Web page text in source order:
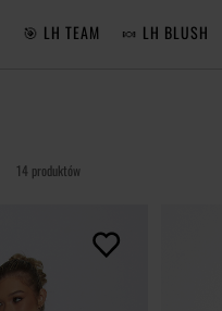
🎯 LH TEAM 🍬 LH BLUSH
14 produktów